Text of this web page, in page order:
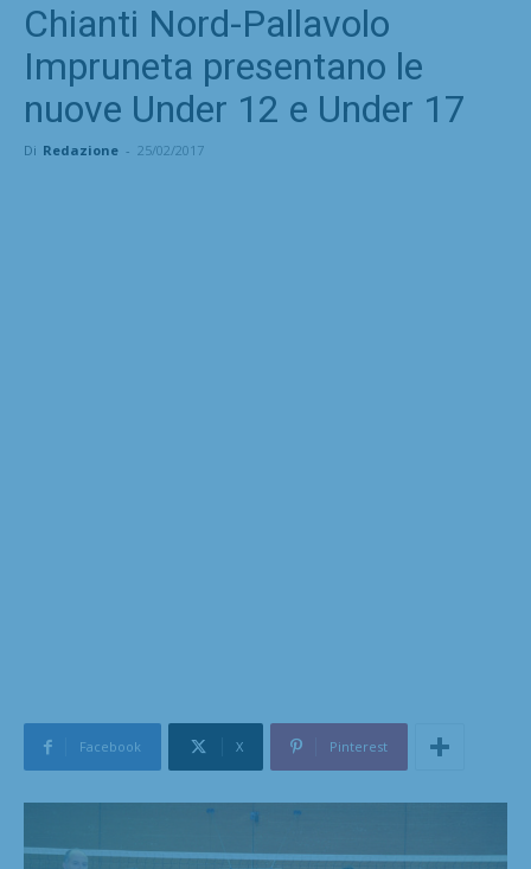
Chianti Nord-Pallavolo
Impruneta presentano le
nuove Under 12 e Under 17
Di Redazione - 25/02/2017
Facebook X Pinterest